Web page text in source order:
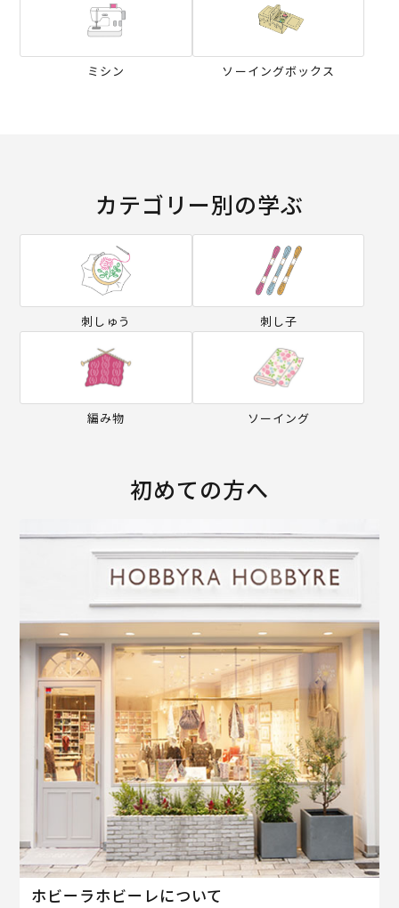
ミシン ソーイングボックス
カテゴリー別の学ぶ
刺しゅう 刺し子
編み物 ソーイング
初めての方へ
ホビーラホビーレについて